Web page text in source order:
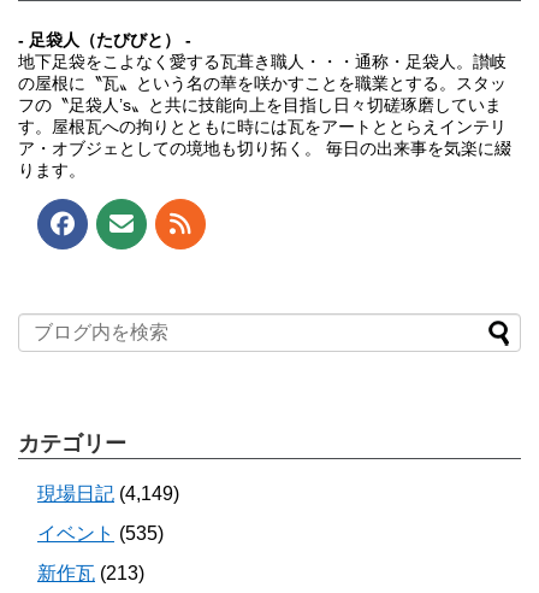
- 足袋人（たびびと） -
地下足袋をこよなく愛する瓦葺き職人・・・通称・足袋人。讃岐
の屋根に〝瓦〟という名の華を咲かすことを職業とする。スタッ
フの〝足袋人’s〟と共に技能向上を目指し日々切磋琢磨していま
す。屋根瓦への拘りとともに時には瓦をアートととらえインテリ
ア・オブジェとしての境地も切り拓く。 毎日の出来事を気楽に綴
ります。
カテゴリー
現場日記 (4,149)
イベント (535)
新作瓦 (213)